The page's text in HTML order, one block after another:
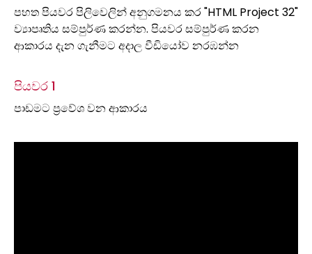
පහත පියවර පිලිවෙලින් අනුගමනය කර "HTML Project 32"
ව්‍යාපෘතිය සම්පුර්ණ කරන්න. පියවර සම්පුර්ණ කරන
ආකාරය දැන ගැනීමට අදාල වීඩියෝව නරඹන්න
පියවර 1
පාඩමට ප්‍රවේශ වන ආකාරය